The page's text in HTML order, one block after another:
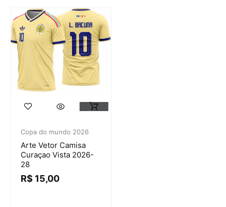
Copa do mundo 2026
Arte Vetor Camisa
Curaçao Vista 2026-
28
R$ 15,00